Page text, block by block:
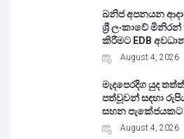
ඛනිජ අපනයන
ශ්‍රී ලංකාවේ
කිරීමට EDB
August 4, 2026
මැදපෙරදිග යුද
පත්වූවන් සඳහා
සහන පැකේජයකට
August 4, 2026